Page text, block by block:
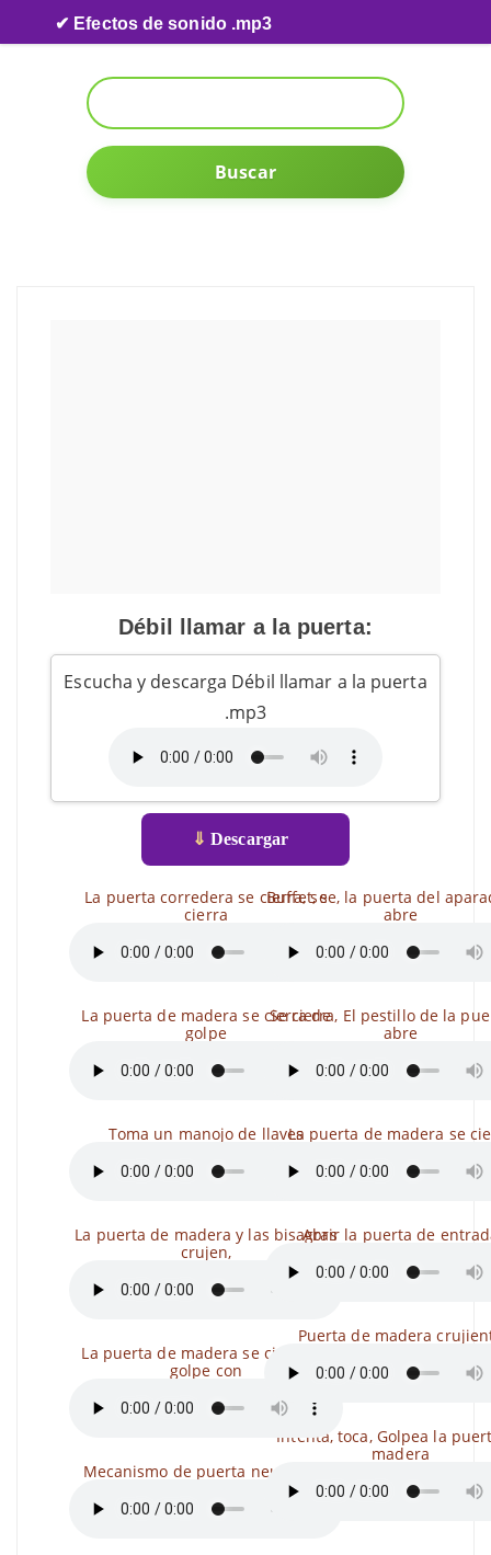
Skip to content
✔ Efectos de sonido .mp3
Buscar
Débil llamar a la puerta:
Escucha y descarga Débil llamar a la puerta
.mp3
⇓ Descargar
La puerta corredera se cierra, se
cierra
La puerta de madera se cierra de
golpe
Toma un manojo de llaves
La puerta de madera y las bisagras
crujen,
La puerta de madera se cierra de
golpe con
Mecanismo de puerta neumática
Buffet, se, la puerta del
abre
Se cierra, El pestillo de la
abre
La puerta de madera se
Abrir la puerta de
Puerta de madera
Intenta, toca, Golpea la
madera